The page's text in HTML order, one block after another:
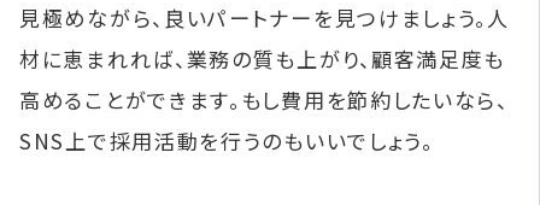
見極めながら、良いパートナーを見つけましょう。人
材に恵まれれば、業務の質も上がり、顧客満足度も
高めることができます。もし費用を節約したいなら、
SNS上で採用活動を行うのもいいでしょう。